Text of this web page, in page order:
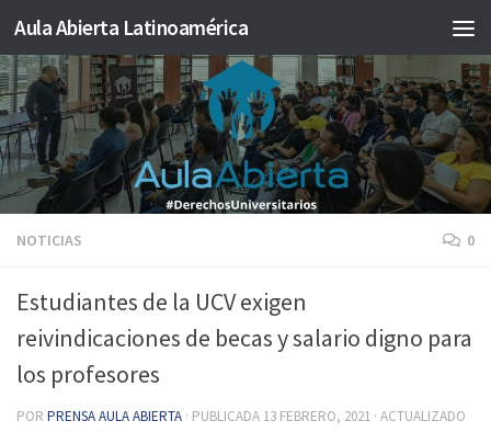
Saltar al contenido
Aula Abierta Latinoamérica
NOTICIAS 0
Estudiantes de la UCV exigen
reivindicaciones de becas y salario digno para
los profesores
POR PRENSA AULA ABIERTA · PUBLICADA 13 FEBRERO, 2021 · ACTUALIZADO